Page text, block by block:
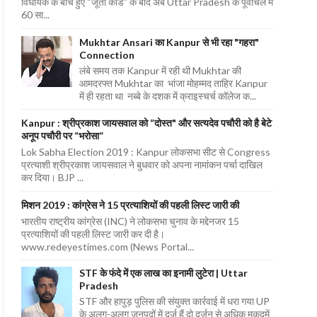
60 सा...
Mukhtar Ansari का Kanpur से भी रहा "गहरा"
Connection
लंबे समय तक Kanpur में रही थी Mukhtar की
आमदरफ्त Mukhtar का भांजा मोहम्मद ताहिर Kanpur
में ही रहता था नब्बे के दशक में क्राइस्चर्च कॉलेज क...
Kanpur : श्रीप्रकाश जायसवाल को “दोस्त" और सत्यदेव पचौरी को है बेटे
अनूप पचौरी पर “भरोसा”
Lok Sabha Election 2019 : Kanpur लोकसभा सीट से Congress
प्रत्याशी श्रीप्रकाश जायसवाल ने बुधवार को अपना नामांकन पर्चा दाखिल
कर दिया। BJP ...
मिशन 2019 : कांग्रेस ने 15 प्रत्याशियों की पहली लिस्ट जारी की
भारतीय राष्ट्रीय कांग्रेस (INC) ने लोकसभा चुनाव के मद्देनजर 15
प्रत्याशियों की पहली लिस्ट जारी कर दी है।
www.redeyestimes.com (News Portal...
STF के फंदे में एक लाख का इनामी लुटेरा | Uttar
Pradesh
STF और हापुड़ पुलिस की संयुक्त कार्रवाई में धरा गया UP
के अलग-अलग जनपदों में दर्ज हैं दो दर्जन से अधिक मुकदमें